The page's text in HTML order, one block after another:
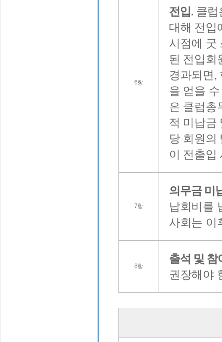
6항
전입. 클럽
대해 전입
시점에 굿
된 전입회
경과되면,
을 얻을
은 클럽총
적 미납금
당 회원의
이 전출입
7항
의무금 미
납회비를
사회는 이
8항
출석 및 참
권장해야